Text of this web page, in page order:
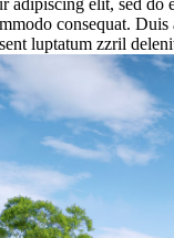
consequat.
luptatum zzril